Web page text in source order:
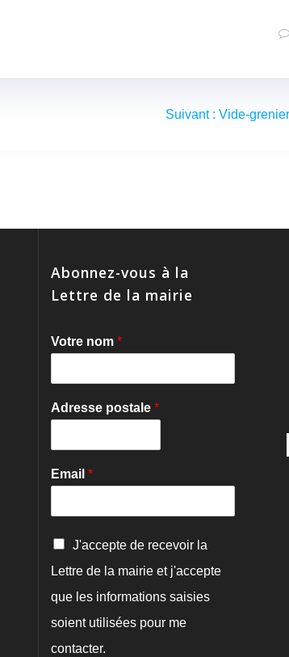
Suivant : Article
Vide-
Abonnez-vous à la
Lettre de la mairie
Votre nom *
Adresse postale *
Email *
C
n
i
r
a
J'accepte de recevoir la
Lettre de la mairie et j'accepte
que les informations saisies
soient utilisées pour me
contacter.